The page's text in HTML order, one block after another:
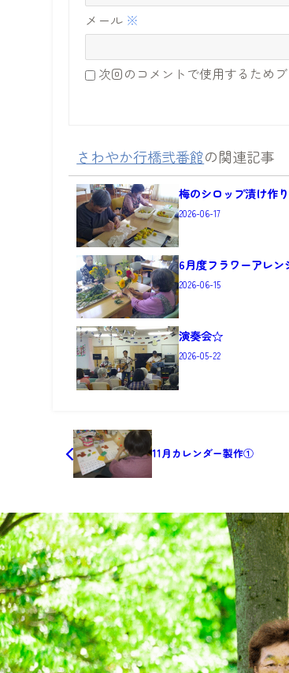
メール ※
次回のコメントで使用するため
さわやか行橋弐番館の関連記事
梅のシロップ漬け作
2026-06-17
6月度フラワーアレ
2026-06-15
演奏会☆
2026-05-22
11月カレンダー製作①